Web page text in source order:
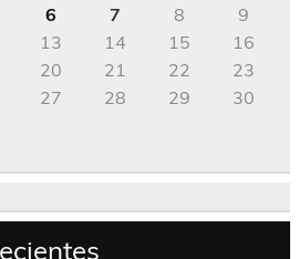
6 7 8
9
13 14 15
16
20 21 22
23
27 28 29
30